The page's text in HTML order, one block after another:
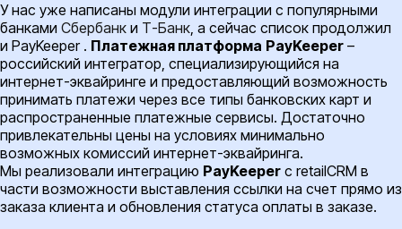
У нас уже написаны модули интеграции с популярными
банками Сбербанк и Т-Банк, а сейчас список продолжил
и PayKeeper . Платежная платформа PayKeeper –
российский интегратор, специализирующийся на
интернет-эквайринге и предоставляющий возможность
принимать платежи через все типы банковских карт и
распространенные платежные сервисы. Достаточно
привлекательны цены на условиях минимально
возможных комиссий интернет-эквайринга.
Мы реализовали интеграцию PayKeeper с retailCRM в
части возможности выставления ссылки на счет прямо из
заказа клиента и обновления статуса оплаты в заказе.